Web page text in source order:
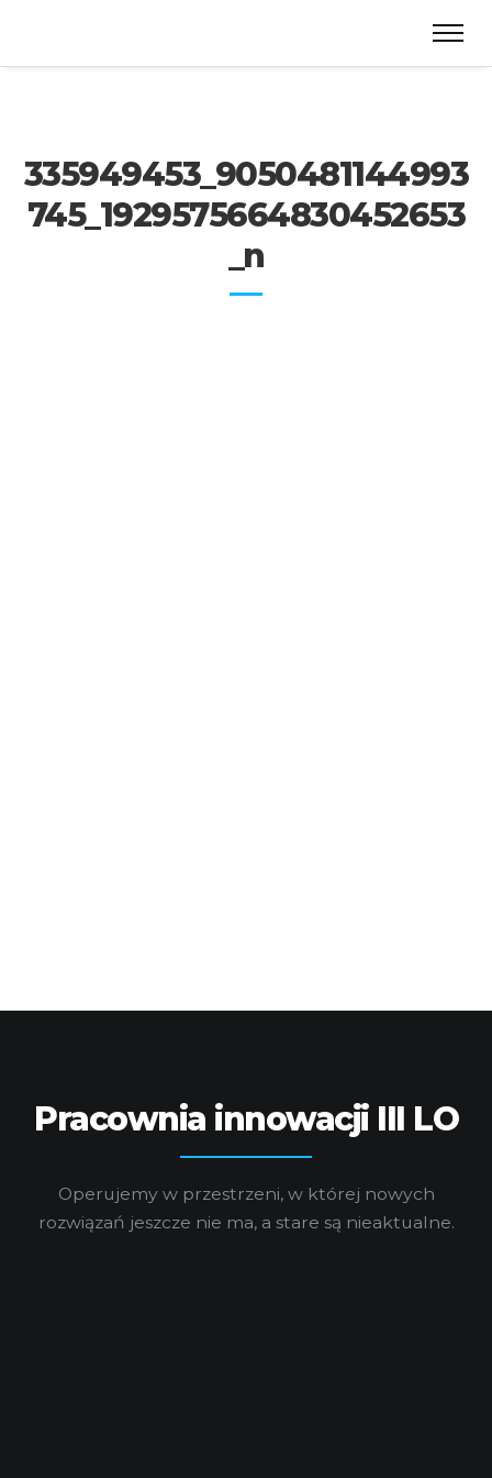
335949453_9050481144993
745_1929575664830452653
_n
Pracownia innowacji III LO
Operujemy w przestrzeni, w której nowych
rozwiązań jeszcze nie ma, a stare są nieaktualne.